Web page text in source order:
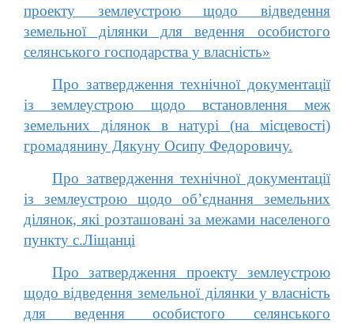
проекту землеустрою щодо відведення
земельної ділянки для ведення особистого
селянського господарства у власність»
Про затвердження технічної документації
із землеустрою щодо встановлення меж
земельних ділянок в натурі (на місцевості)
громадянину Дякуну Осипу Федоровичу.
Про затвердження технічної документації
із землеустрою щодо об’єднання земельних
ділянок, які розташовані за межами населеного
пункту с.Ліщанці
Про затвердження проекту землеустрою
щодо відведення земельної ділянки у власність
для ведення особистого селянського